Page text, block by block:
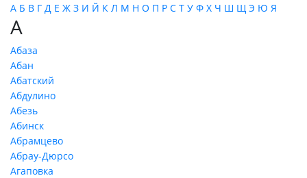
А Б В Г Д Е Ж З И Й К Л М Н О П Р С Т У Ф Х Ч Ш Щ Э Ю Я
А
Абаза
Абан
Абатский
Абдулино
Абезь
Абинск
Абрамцево
Абрау-Дюрсо
Агаповка